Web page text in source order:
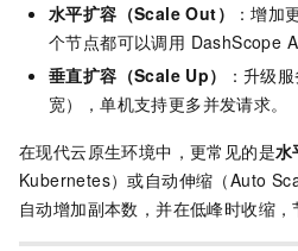
水平扩容（Scale Out）
：增加
个节点都可以调用 DashScope
垂直扩容（Scale Up）
：升级
宽），单机支持更多并发请求。
在现代云原生环境中，更常见的是水
Kubernetes）或自动伸缩（Auto
自动增加副本数，并在低峰时收缩，